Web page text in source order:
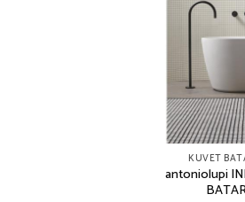
KÜVET
antoniolupi